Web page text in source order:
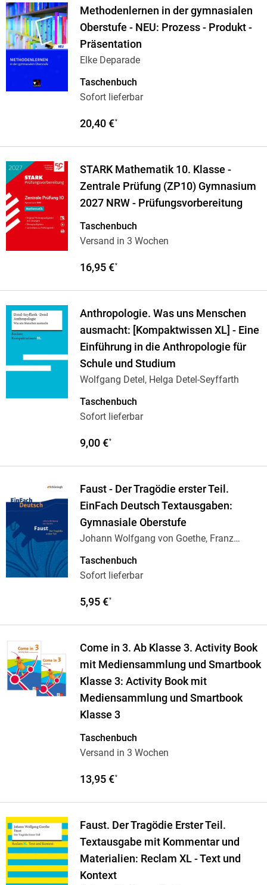
Methodenlernen in der gymnasialen
Oberstufe - NEU: Prozess - Produkt -
Präsentation
Elke Deparade
Taschenbuch
Sofort lieferbar
20,40 €*
STARK Mathematik 10. Klasse -
Zentrale Prüfung (ZP10) Gymnasium
2027 NRW - Prüfungsvorbereitung
Taschenbuch
Versand in 3 Wochen
16,95 €*
Anthropologie. Was uns Menschen
ausmacht: [Kompaktwissen XL] - Eine
Einführung in die Anthropologie für
Schule und Studium
Wolfgang Detel, Helga Detel-Seyffarth
Taschenbuch
Sofort lieferbar
9,00 €*
Faust - Der Tragödie erster Teil.
EinFach Deutsch Textausgaben:
Gymnasiale Oberstufe
Johann Wolfgang von Goethe, Franz
Taschenbuch
Sofort lieferbar
5,95 €*
Come in 3. Ab Klasse 3. Activity Book
mit Mediensammlung und Smartbook
Klasse 3: Activity Book mit
Mediensammlung und Smartbook
Klasse 3
Taschenbuch
Versand in 3 Wochen
13,95 €*
Faust. Der Tragödie Erster Teil.
Textausgabe mit Kommentar und
Materialien: Reclam XL - Text und
Kontext